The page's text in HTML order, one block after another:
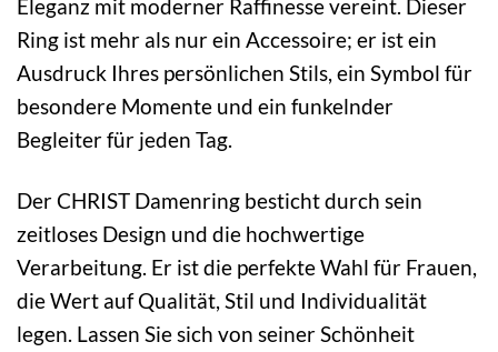
Eleganz mit moderner Raffinesse vereint. Dieser
Ring ist mehr als nur ein Accessoire; er ist ein
Ausdruck Ihres persönlichen Stils, ein Symbol für
besondere Momente und ein funkelnder
Begleiter für jeden Tag.
Der CHRIST Damenring besticht durch sein
zeitloses Design und die hochwertige
Verarbeitung. Er ist die perfekte Wahl für Frauen,
die Wert auf Qualität, Stil und Individualität
legen. Lassen Sie sich von seiner Schönheit